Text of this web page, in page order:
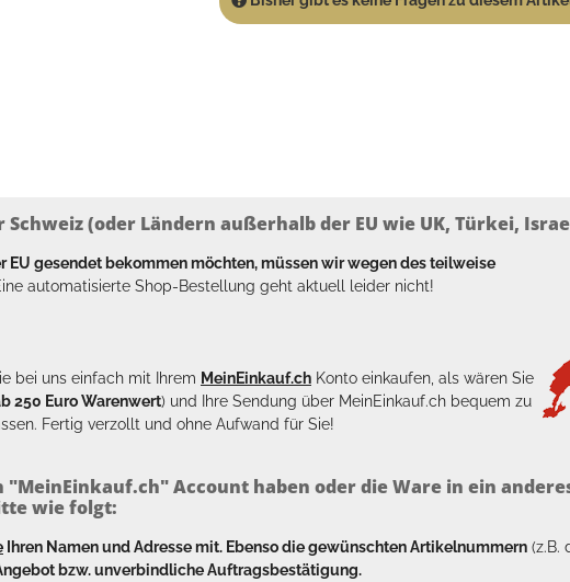
(oder Ländern außerhalb der EU wie UK, Türkei,
EU gesendet bekommen möchten, müssen wir wegen des teilweise
automatisierte Shop-Bestellung geht aktuell leider nicht!
bei uns einfach mit Ihrem MeinEinkauf.ch Konto einkaufen, als wären Sie
250 Euro Warenwert) und Ihre Sendung über MeinEinkauf.ch bequem zu
Fertig verzollt und ohne Aufwand für Sie!
Account haben oder die Ware in ein
wie folgt:
Ihren Namen und Adresse mit. Ebenso die gewünschten Artikelnummern (z.B.
bzw. unverbindliche Auftragsbestätigung.